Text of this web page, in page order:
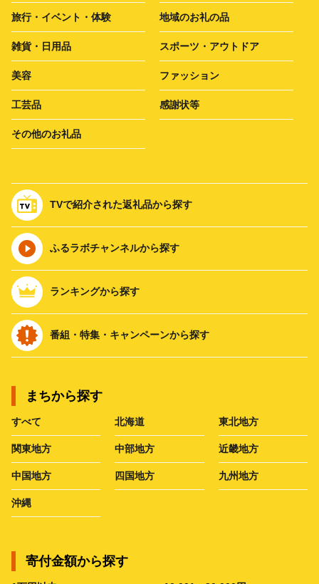
旅行・イベント・体験 地域のお礼の品
雑貨・日用品 スポーツ・アウトドア
美容 ファッション
工芸品 感謝状等
その他のお礼品
TVで紹介された返礼品から探す
ふるラボチャンネルから探す
ランキングから探す
番組・特集・キャンペーンから探す
まちから探す
すべて 北海道 東北地方
関東地方 中部地方 近畿地方
中国地方 四国地方 九州地方
沖縄
寄付金額から探す